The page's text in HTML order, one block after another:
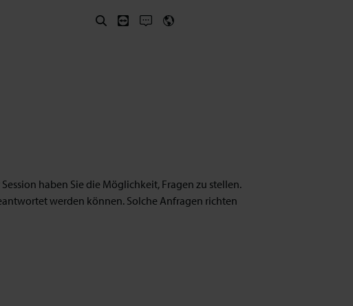
haben Sie die Möglichkeit, Fragen zu stellen.
werden können. Solche Anfragen richten